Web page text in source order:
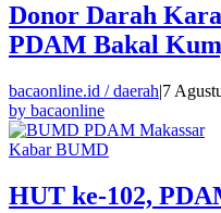
Donor Darah
PDAM Bakal
bacaonline.id / daerah|7
by bacaonline
Kabar BUMD
HUT ke-102,